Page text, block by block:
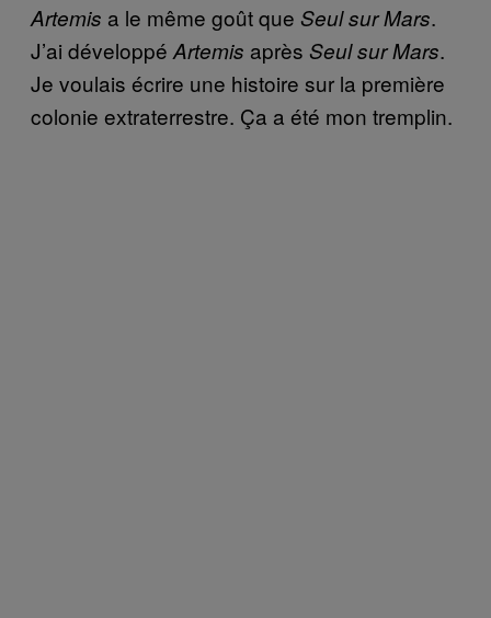
Artemis a le même goût que Seul sur Mars.
J’ai développé Artemis après Seul sur Mars.
Je voulais écrire une histoire sur la première
colonie extraterrestre. Ça a été mon tremplin.